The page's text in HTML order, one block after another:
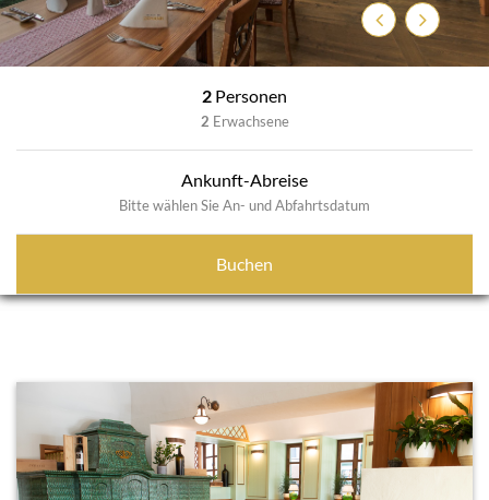
ZurückWeiter
2 Personen
2 Erwachsene
Ankunft-Abreise
Bitte wählen Sie An- und Abfahrtsdatum
Buchen